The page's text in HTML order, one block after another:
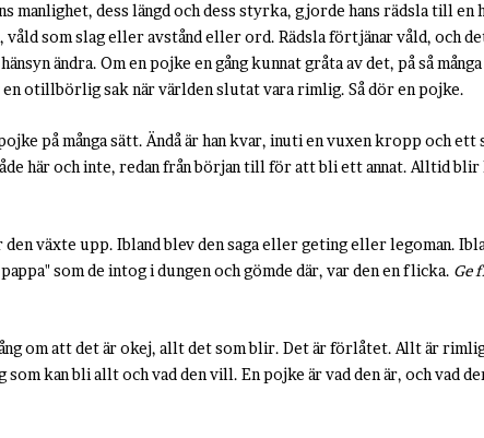
manlighet, dess längd och dess styrka, gjorde hans rädsla till en
som slag eller avstånd eller ord. Rädsla förtjänar våld, och
ändra. Om en pojke en gång kunnat gråta av det, på så
otillbörlig sak när världen slutat vara rimlig. Så dör en pojke.
på många sätt. Ändå är han kvar, inuti en vuxen kropp och ett
här och inte, redan från början till för att bli ett annat. Alltid
växte upp. Ibland blev den saga eller geting eller legoman.
som de intog i dungen och gömde där, var den en flicka. Ge
om att det är okej, allt det som blir. Det är förlåtet. Allt är
som kan bli allt och vad den vill. En pojke är vad den är, och vad